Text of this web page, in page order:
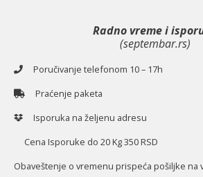
Radno vreme i
(septembar.rs)
Poručivanje telefonom 10 – 17h
Praćenje paketa
Isporuka na željenu adresu
Cena Isporuke do 20 Kg 350 RSD
Obaveštenje o vremenu prispeća pošiljke na